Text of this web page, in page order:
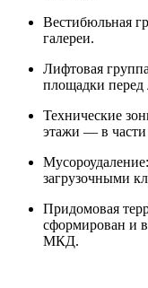
Вестибюльная
галереи.
Лифтовая
площадки перед
Технические
этажи — в части
загрузочными
Придомовая
сформирован и
МКД.